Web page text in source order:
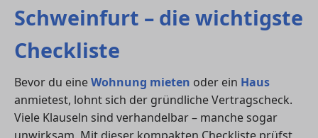
Schweinfurt – die wichtigste
Checkliste
Bevor du eineWohnung mieten oder ein Haus
anmietest, lohnt sich der gründliche Vertragscheck.
Viele Klauseln sind verhandelbar – manche sogar